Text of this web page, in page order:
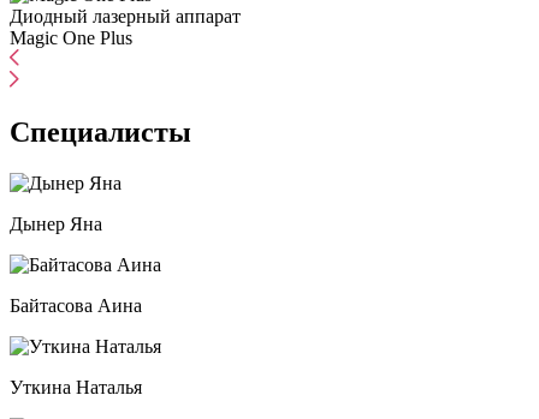
Диодный лазерный аппарат
Magic One Plus
Специалисты
Дынер Яна
Байтасова Аина
Уткина Наталья